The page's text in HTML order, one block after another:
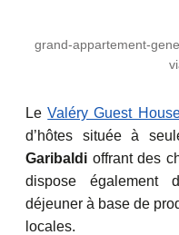
grand-appartement-
LeValéry Guest
d’hôtes située à
Garibaldi offrant des
dispose également
déjeuner à base de
locales.